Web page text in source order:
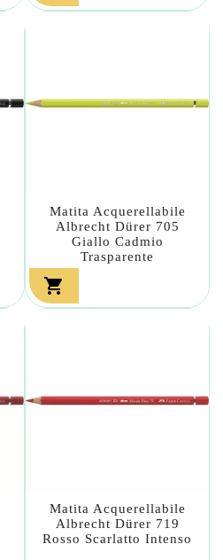
Matita Acquerellabile
Albrecht Dürer 705
Giallo Cadmio
Trasparente

Matita Acquerellabile
Albrecht Dürer 719
Rosso Scarlatto Intenso